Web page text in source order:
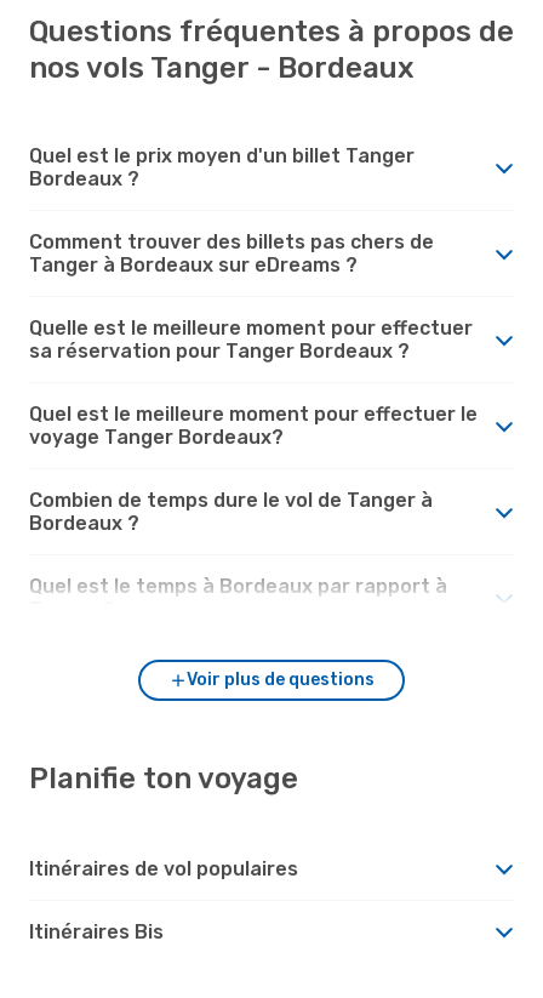
Questions fréquentes à propos de
nos vols Tanger - Bordeaux
Quel est le prix moyen d'un billet Tanger
Bordeaux ?
Comment trouver des billets pas chers de
Tanger à Bordeaux sur eDreams ?
Quelle est le meilleure moment pour effectuer
sa réservation pour Tanger Bordeaux ?
Quel est le meilleure moment pour effectuer le
voyage Tanger Bordeaux?
Combien de temps dure le vol de Tanger à
Bordeaux ?
Quel est le temps à Bordeaux par rapport à
Voir plus de questions
Planifie ton voyage
Itinéraires de vol populaires
Itinéraires Bis